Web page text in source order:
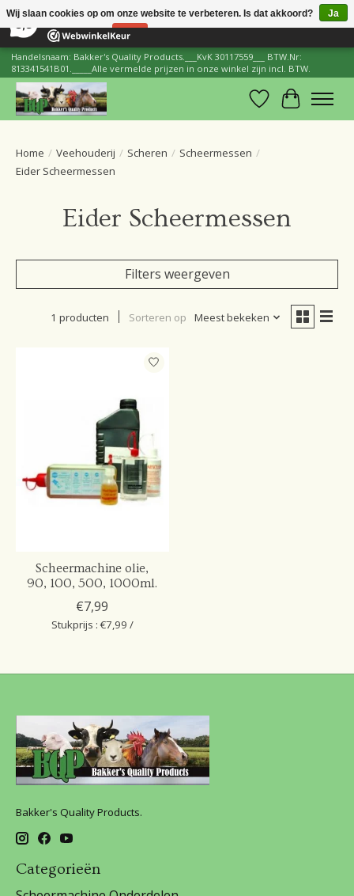
206 Reviews ×
Handelsnaam: Bakker's Quality Products.___KvK 30117559___ BTW.Nr:
813341541B01._____Alle vermelde prijzen in onze winkel zijn incl. BTW.
Verlanglijst
Home / Veehouderij / Scheren / Scheermessen /
Eider Scheermessen
Eider Scheermessen
Filters weergeven
1 producten Sorteren op Meest bekeken
Scheermachine olie,
90, 100, 500, 1000ml.
€7,99
Stukprijs : €7,99 /
Bakker's Quality Products.
Categorieën
Wij slaan cookies op om onze website te verbeteren. Is dat akkoord?
Ja
Nee